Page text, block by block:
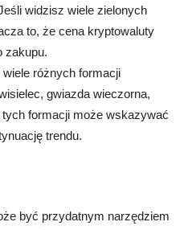
widzisz wiele zielonych
to, że cena kryptowaluty
zakupu.
wiele różnych formacji
gwiazda wieczorna,
formacji może wskazywać
trendu.
być przydatnym narzędziem